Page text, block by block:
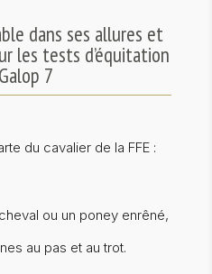
dans ses allures et
les tests d’équitation
7
du cavalier de la FFE :
ou un poney enrêné,
au pas et au trot.